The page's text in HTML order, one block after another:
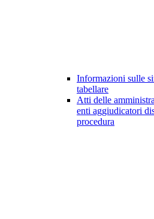
Informazioni sulle
tabellare
Atti delle
enti aggiudicatori
procedura